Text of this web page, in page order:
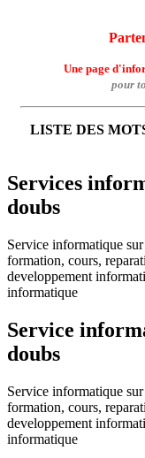
Une page
pour
LISTE DES
Services
doubs
Service informatique
formation, cours,
developpement
informatique
Service
doubs
Service informatique
formation, cours,
developpement
informatique